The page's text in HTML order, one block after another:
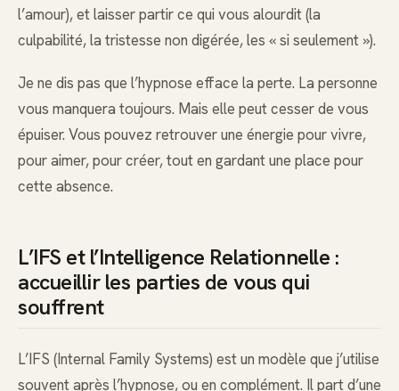
l’amour), et laisser partir ce qui vous alourdit (la
culpabilité, la tristesse non digérée, les « si seulement »).
Je ne dis pas que l’hypnose efface la perte. La personne
vous manquera toujours. Mais elle peut cesser de vous
épuiser. Vous pouvez retrouver une énergie pour vivre,
pour aimer, pour créer, tout en gardant une place pour
cette absence.
L’IFS et l’Intelligence Relationnelle :
accueillir les parties de vous qui
souffrent
L’IFS (Internal Family Systems) est un modèle que j’utilise
souvent après l’hypnose, ou en complément. Il part d’une